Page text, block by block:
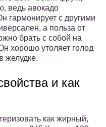
ведь авокадо
гармонирует с другими
а польза от
брать с собой на
хорошо утоляет голод
желудке.
и как
как жирный,